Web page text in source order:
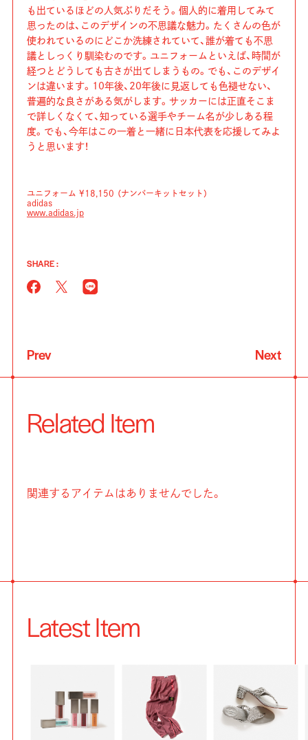
も出ているほどの人気ぶりだそう。個人的に着用してみて
思ったのは、このデザインの不思議な魅力。たくさんの色が
使われているのにどこか洗練されていて、誰が着ても不思
議としっくり馴染むのです。ユニフォームといえば、時間が
経つとどうしても古さが出てしまうもの。でも、このデザイ
ンは違います。10年後、20年後に見返しても色褪せない、
普遍的な良さがある気がします。サッカーには正直そこま
で詳しくなくて、知っている選手やチーム名が少しある程
度。でも、今年はこの一着と一緒に日本代表を応援してみよ
うと思います！
ユニフォーム ¥18,150 （ナンバーキットセット）
adidas
www.adidas.jp
SHARE :
Prev Next
Related Item
関連するアイテムはありませんでした。
Latest Item